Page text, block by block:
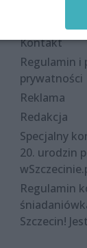
Kontakt
Regulamin i
prywatności
Reklama
Redakcja
Specjalny
20. urodzin
Regulamin
Szczecin!